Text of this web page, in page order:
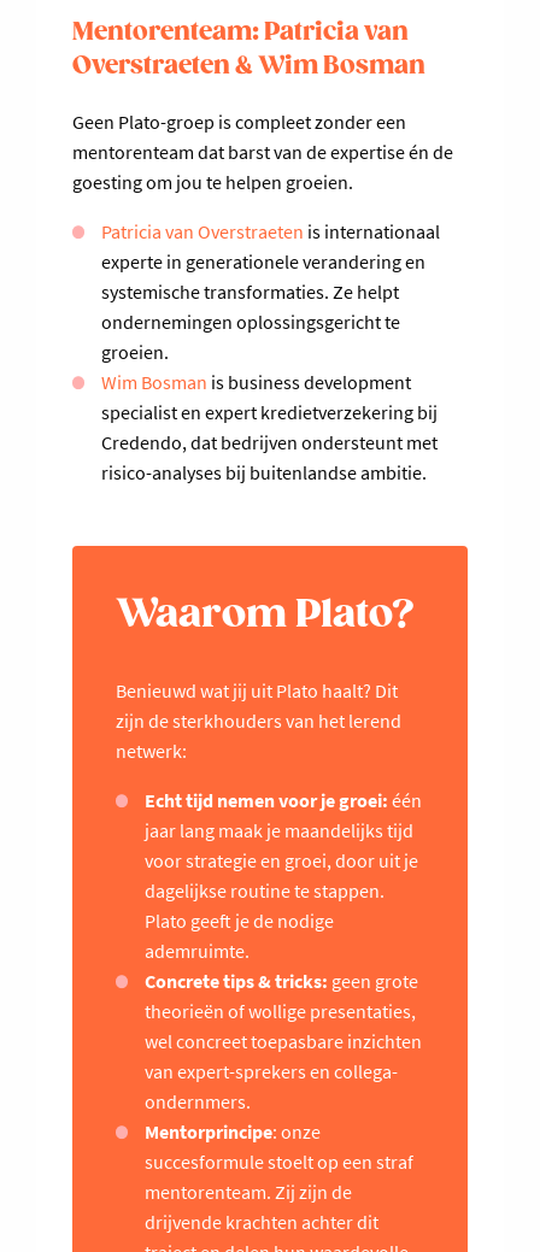
Mentorenteam: Patricia van
Overstraeten & Wim Bosman
Geen Plato-groep is compleet zonder een
mentorenteam dat barst van de expertise én de
goesting om jou te helpen groeien.
Patricia van Overstraeten is internationaal
experte in generationele verandering en
systemische transformaties. Ze helpt
ondernemingen oplossingsgericht te
groeien.
Wim Bosman is business development
specialist en expert kredietverzekering bij
Credendo, dat bedrijven ondersteunt met
risico-analyses bij buitenlandse ambitie.
Waarom Plato?
Benieuwd wat jij uit Plato haalt? Dit
zijn de sterkhouders van het lerend
netwerk:
Echt tijd nemen voor je groei: één
jaar lang maak je maandelijks tijd
voor strategie en groei, door uit je
dagelijkse routine te stappen.
Plato geeft je de nodige
ademruimte.
Concrete tips & tricks: geen grote
theorieën of wollige presentaties,
wel concreet toepasbare inzichten
van expert-sprekers en collega-
ondernmers.
Mentorprincipe: onze
succesformule stoelt op een straf
mentorenteam. Zij zijn de
drijvende krachten achter dit